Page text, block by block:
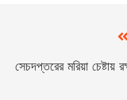
সেচদপ্তরের মরিয়া চেষ্টায়